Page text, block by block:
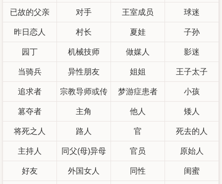
已故的父亲 对手 王室成员 球迷
昨日恋人 村长 夏娃 子孙
园丁 机械技师 做媒人 影迷
当骑兵 异性朋友 姐姐 王子太子
追求者 宗教导师或传
教士
梦游症患者 小孩
篡夺者 主角 他人 矮人
将死之人 路人 官 死去的人
主持人 同父(母)异母
(父)姐妹
官员 原始人
好友 外国女人 同性 闺蜜